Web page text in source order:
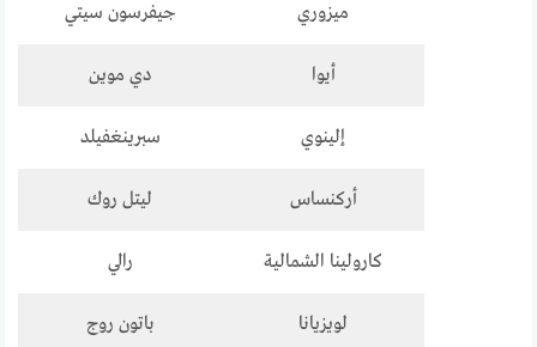
ميزوري جيفرسون سيتي
أيوا دي موين
إلينوي سبرينغفيلد
أركنساس ليتل روك
كارولينا الشمالية رالي
لويزيانا باتون روج